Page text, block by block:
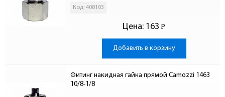
Код: 408103
Цена: 163 Р
-
Добавить в корзину
Фитинг накидная гайка прямой Camozzi 1463
10/8-1/8